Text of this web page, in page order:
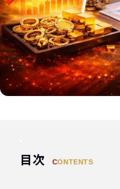
目次 CONTENTS